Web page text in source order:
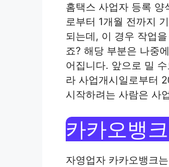
홈택스 사업자 등록 양
로부터 1개월 전까지
되는데, 이 경우 작업
죠? 해당 부분은 나중
어집니다. 앞으로 밀
라 사업개시일로부터
시작하려는 사람은 사
카카오뱅
자영업자 카카오뱅크